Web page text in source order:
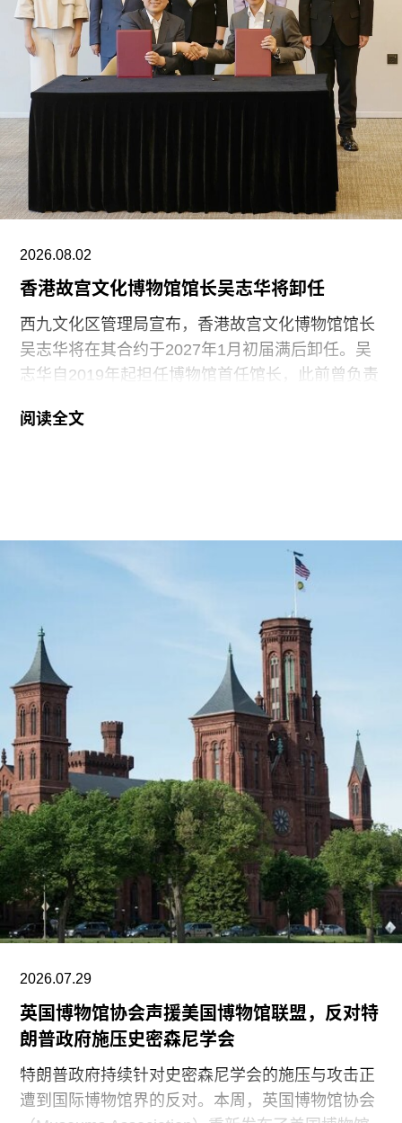
与克里斯托（Christo）及让娜-克劳德（Jeanne-
Claude）场域特定项目相关的作品。
据《艺术新闻》报道，高古轩同意提前撤出伯灵顿
拱廊，以便为一家长期商业租户腾出空间。媒体推
测新租户可能是著名珠宝品牌法贝热
（Fabergé）。不过，高古轩仍将继续运营其位于
伦敦Mayfair的另外两处空间。
高古轩此次关闭两处空间正值全球画廊纷纷收缩规
年，多家国际蓝筹画廊调整经营策略，佩斯画廊
（Pace）于今年6月裁员并缩减代理艺术家名单；
卓纳画廊（David
2026.08.02
香港故宫文化博物馆馆长吴志华将卸任
西九文化区管理局宣布，香港故宫文化博物馆馆长
吴志华将在其合约于2027年1月初届满后卸任。吴
志华自2019年起担任博物馆首任馆长，此前曾负责
自香港故宫博物馆于2022年开馆以来，吴先生带领
这座由严迅奇（Rocco Yim）设计的博物馆策划了
40场专题及特别展览，并持续推动与北京故宫博物
院的合作。吴志华任内，香港故宫文化博物馆累计
接待观众超过460万人次。
西九文化区管理局将为馆长继任人选展开全球招
聘。
阅读全文
2026.07.29
英国博物馆协会声援美国博物馆联盟，反对特
朗普政府施压史密森尼学会
特朗普政府持续针对史密森尼学会的施压与攻击正
遭到国际博物馆界的反对。本周，英国博物馆协会